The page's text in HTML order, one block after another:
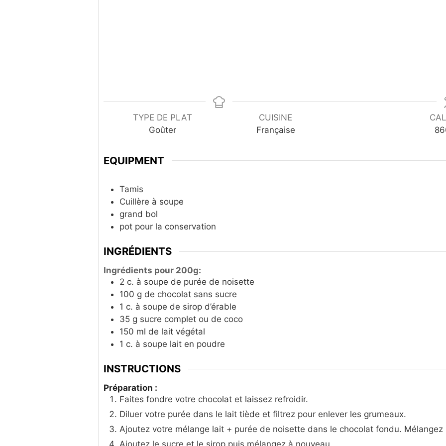
TYPE DE PLAT
Goûter
CUISINE
Française
EQUIPMENT
Tamis
Cuillère à soupe
grand bol
pot pour la conservation
INGRÉDIENTS
Ingrédients pour 200g:
2 c. à soupe de purée de noisette
100 g de chocolat sans sucre
1 c. à soupe de sirop d’érable
35 g sucre complet ou de coco
150 ml de lait végétal
1 c. à soupe lait en poudre
INSTRUCTIONS
Préparation :
Faites fondre votre chocolat et laissez refroidir.
Diluer votre purée dans le lait tiède et filtrez pour enlever les grumeaux.
Ajoutez votre mélange lait + purée de noisette dans le chocolat fondu. Mélangez
Ajoutez le sucre et le sirop puis mélangez à nouveau.